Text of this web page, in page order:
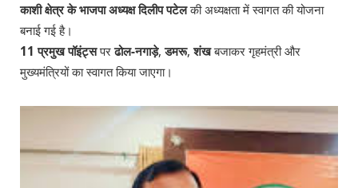
काशी क्षेत्र के भाजपा अध्यक्ष दिलीप पटेलकी अध्यक्षता में स्वागत की योजना
बनाई गई है।
11 प्रमुख पॉइंट्सपरढोल-नगाड़े,डमरू,शंखबजाकर गृहमंत्री और
मुख्यमंत्रियों का स्वागत किया जाएगा।